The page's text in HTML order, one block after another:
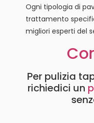
Ogni tipologia di
trattamento
migliori esperti del
Per pulizia
richiedici un